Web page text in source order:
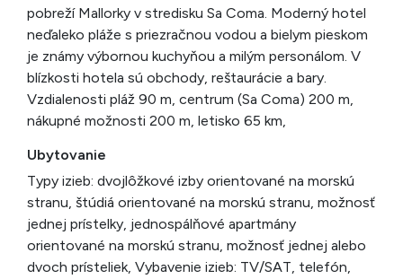
pobreží Mallorky v stredisku Sa Coma. Moderný hotel
neďaleko pláže s priezračnou vodou a bielym pieskom
je známy výbornou kuchyňou a milým personálom. V
blízkosti hotela sú obchody, reštaurácie a bary.
Vzdialenosti pláž 90 m, centrum (Sa Coma) 200 m,
nákupné možnosti 200 m, letisko 65 km,
Ubytovanie
Typy izieb: dvojlôžkové izby orientované na morskú
stranu, štúdiá orientované na morskú stranu, možnosť
jednej prístelky, jednospálňové apartmány
orientované na morskú stranu, možnosť jednej alebo
dvoch prísteliek, Vybavenie izieb: TV/SAT, telefón,